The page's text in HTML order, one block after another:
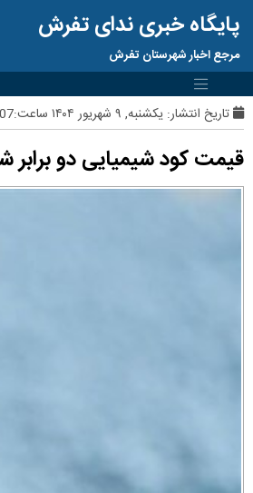
پایگاه خبری ندای تفرش
مرجع اخبار شهرستان تفرش
تاریخ انتشار: یکشنبه, ۹ شهریور ۱۴۰۴ ساعت:10:07
قیمت کود شیمیایی دو برابر